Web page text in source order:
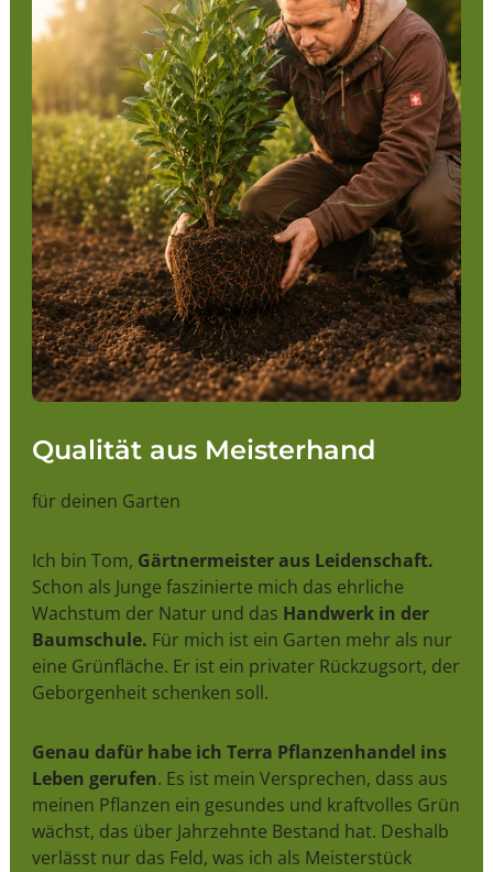
Qualität aus Meisterhand
für deinen Garten
Ich bin Tom, Gärtnermeister aus Leidenschaft.
Schon als Junge faszinierte mich das ehrliche
Wachstum der Natur und das Handwerk in der
Baumschule. Für mich ist ein Garten mehr als nur
eine Grünfläche. Er ist ein privater Rückzugsort, der
Geborgenheit schenken soll.
Genau dafür habe ich Terra Pflanzenhandel ins
Leben gerufen. Es ist mein Versprechen, dass aus
meinen Pflanzen ein gesundes und kraftvolles Grün
wächst, das über Jahrzehnte Bestand hat. Deshalb
verlässt nur das Feld, was ich als Meisterstück